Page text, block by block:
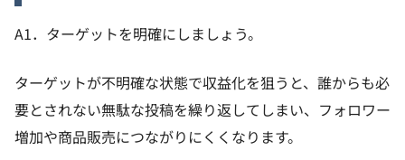
A1．ターゲットを明確にしましょう。
ターゲットが不明確な状態で収益化を狙うと、誰からも必
要とされない無駄な投稿を繰り返してしまい、フォロワー
増加や商品販売につながりにくくなります。